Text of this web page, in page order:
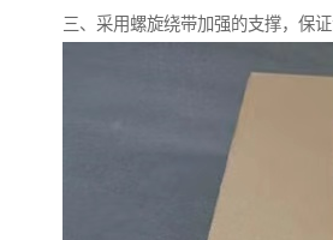
三、采用螺旋绕带加强的支撑，保证